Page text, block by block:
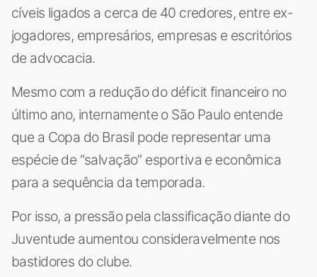
cíveis ligados a cerca de 40 credores, entre ex-
jogadores, empresários, empresas e escritórios
de advocacia.
Mesmo com a redução do déficit financeiro no
último ano, internamente o São Paulo entende
que a Copa do Brasil pode representar uma
espécie de “salvação” esportiva e econômica
para a sequência da temporada.
Por isso, a pressão pela classificação diante do
Juventude aumentou consideravelmente nos
bastidores do clube.